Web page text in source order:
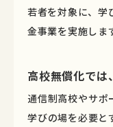
若者を対象に、学
金事業を実施しま
高校無償化では
通信制高校やサポ
学びの場を必要と